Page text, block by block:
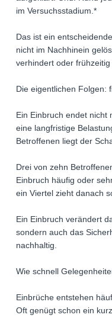
im Versuchsstadium.*
Das ist ein
nicht im Nachhinein
verhindert oder
Die eigentlichen Folgen:
Ein Einbruch endet nicht
eine langfristige
Betroffenen liegt der
Drei von zehn
Einbruch häufig oder
ein Viertel zieht danach
Ein Einbruch verändert
sondern auch das
nachhaltig.
Wie schnell
Einbrüche entstehen
Oft genügt schon ein